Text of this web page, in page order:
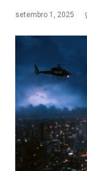
setembro 1, 2025